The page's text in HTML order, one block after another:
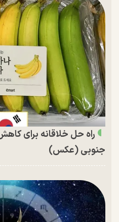
راه حل خلاقانه برای
جنوبی (عکس)